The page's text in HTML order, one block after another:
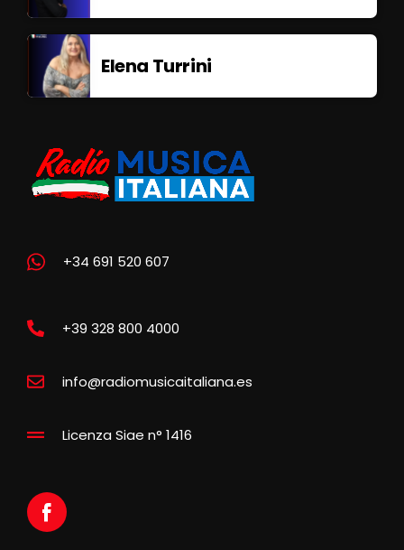
Elena Turrini
+34 691 520 607
+39 328 800 4000
info@radiomusicaitaliana.es
Licenza Siae n° 1416